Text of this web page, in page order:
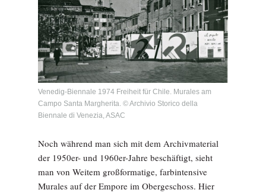
Venedig-Biennale 1974 Freiheit für Chile. Murales am
Campo Santa Margherita. © Archivio Storico della
Biennale di Venezia, ASAC
Noch während man sich mit dem Archivmaterial
der 1950er- und 1960er-Jahre beschäftigt, sieht
man von Weitem großformatige, farbintensive
Murales auf der Empore im Obergeschoss. Hier